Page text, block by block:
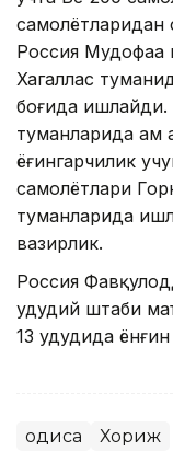
Россия Мудофаа
Хагаллас
боғида
туманларида
ёғингарчилик
самолётлари
туманларида
вазирлик.
Россия
ҳудудий штаби
13 ҳудудида
Ҳодиса Хориж